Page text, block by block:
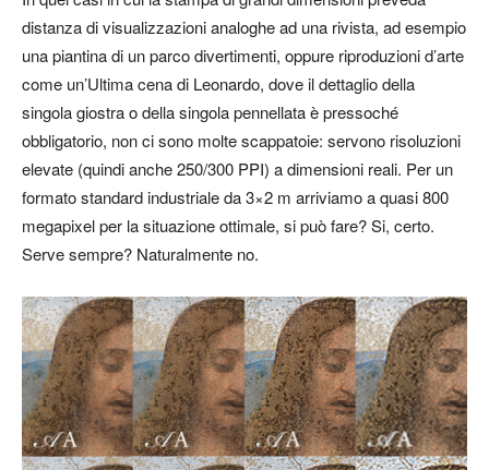
distanza di visualizzazioni analoghe ad una rivista, ad esempio
una piantina di un parco divertimenti, oppure riproduzioni d’arte
come un’Ultima cena di Leonardo, dove il dettaglio della
singola giostra o della singola pennellata è pressoché
obbligatorio, non ci sono molte scappatoie: servono risoluzioni
elevate (quindi anche 250/300 PPI) a dimensioni reali. Per un
formato standard industriale da 3×2 m arriviamo a quasi 800
megapixel per la situazione ottimale, si può fare? Si, certo.
Serve sempre? Naturalmente no.